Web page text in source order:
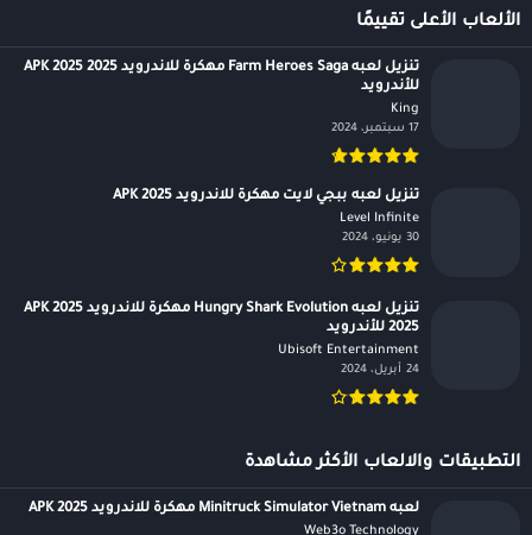
الألعاب الأعلى تقييمًا
تنزيل لعبه Farm Heroes Saga مهكرة للاندرويد APK 2025 2025
للأندرويد
King‏
17 سبتمبر، 2024
تنزيل لعبه ببجي لايت مهكرة للاندرويد APK 2025
Level Infinite‏
30 يونيو، 2024
تنزيل لعبه Hungry Shark Evolution مهكرة للاندرويد APK 2025
2025 للأندرويد
Ubisoft Entertainment‏
24 أبريل، 2024
التطبيقات والالعاب الأكثر مشاهدة
لعبه Minitruck Simulator Vietnam مهكرة للاندرويد APK 2025
Web3o Technology‏